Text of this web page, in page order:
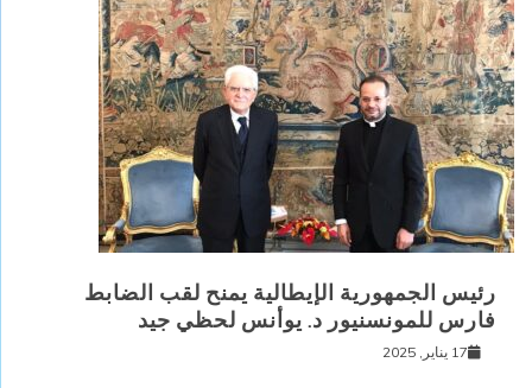
رئيس الجمهورية الإيطالية يمنح لقب الضابط
فارس للمونسنيور د. يوأنس لحظي جيد
17 يناير, 2025